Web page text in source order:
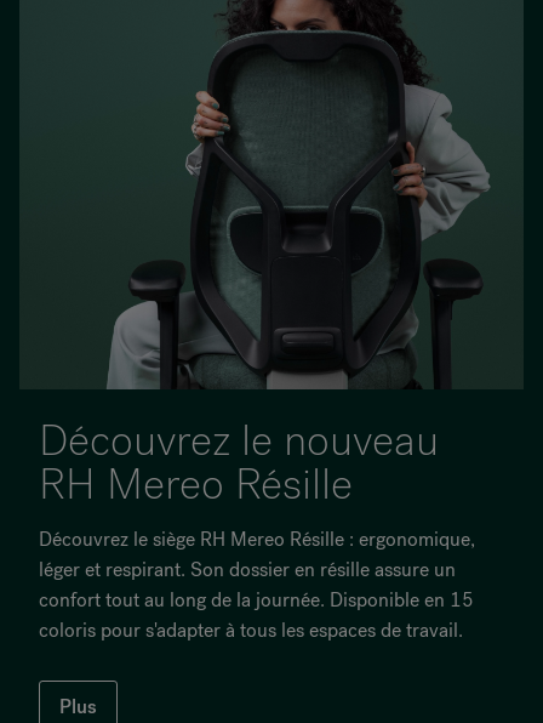
Découvrez le nouveau
RH Mereo Résille
Découvrez le siège RH Mereo Résille : ergonomique,
léger et respirant. Son dossier en résille assure un
confort tout au long de la journée. Disponible en 15
coloris pour s'adapter à tous les espaces de travail.
Plus